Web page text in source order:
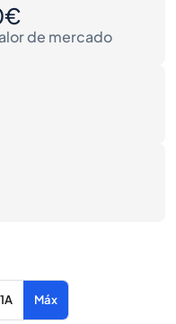
de mercado
1A Máx